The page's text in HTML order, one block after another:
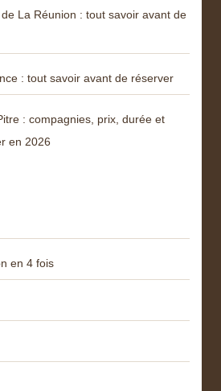
La Réunion : tout savoir avant de
: tout savoir avant de réserver
: compagnies, prix, durée et
en 2026
en 4 fois